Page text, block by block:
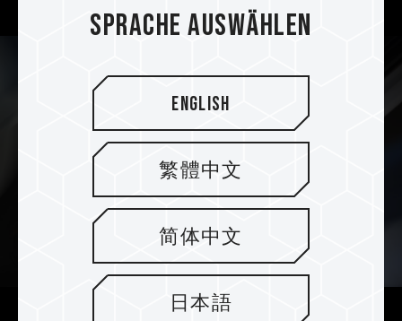
Sprache auswählen
English
繁體中文
简体中文
日本語